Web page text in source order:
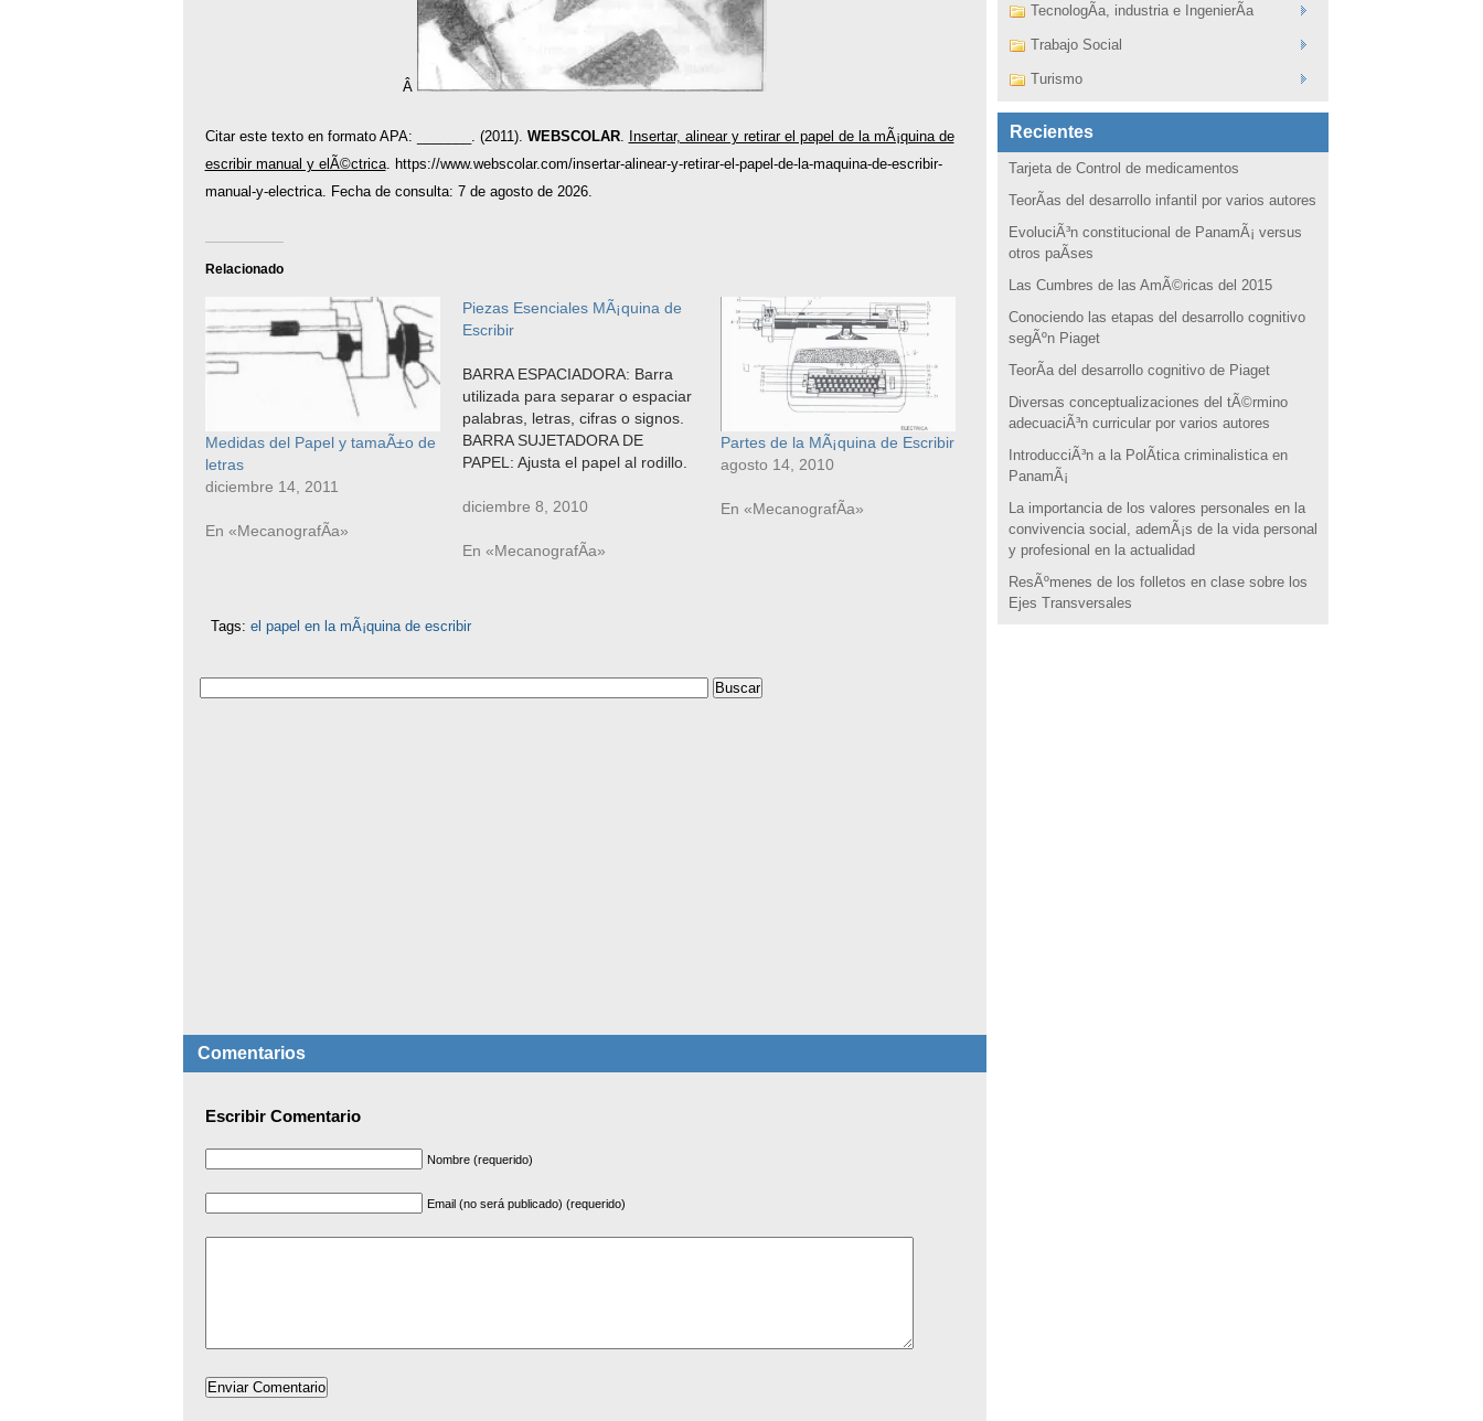
Â
Citar este texto en formato APA: _______. (2011). WEBSCOLAR. Insertar, alinear y retirar el papel de la mÃ¡quina de
escribir manual y elÃ©ctrica. https://www.webscolar.com/insertar-alinear-y-retirar-el-papel-de-la-maquina-de-escribir-
manual-y-electrica. Fecha de consulta: 7 de agosto de 2026.
Relacionado
Medidas del Papel y tamaÃ±o de
letras
diciembre 14, 2011
En «MecanografÃ­a»
Piezas Esenciales MÃ¡quina de
Escribir
BARRA ESPACIADORA: Barra
utilizada para separar o espaciar
palabras, letras, cifras o signos.
BARRA SUJETADORA DE
PAPEL: Ajusta el papel al rodillo.
numerada y posee dos
presionan la hoja. CILINDRO: o
negro de caucho…
diciembre 8, 2010
En «MecanografÃ­a»
Partes de la MÃ¡quina de Escribir
agosto 14, 2010
En «MecanografÃ­a»
Tags: el papel en la mÃ¡quina de escribir
Comentarios
Escribir Comentario
Nombre (requerido)
Email (no será publicado) (requerido)
TecnologÃ­a, industria e IngenierÃ­a
Trabajo Social
Turismo
Recientes
Tarjeta de Control de medicamentos
TeorÃ­as del desarrollo infantil por varios autores
EvoluciÃ³n constitucional de PanamÃ¡ versus
otros paÃ­ses
Las Cumbres de las AmÃ©ricas del 2015
Conociendo las etapas del desarrollo cognitivo
segÃºn Piaget
TeorÃ­a del desarrollo cognitivo de Piaget
Diversas conceptualizaciones del tÃ©rmino
adecuaciÃ³n curricular por varios autores
IntroducciÃ³n a la PolÃ­tica criminalistica en
PanamÃ¡
La importancia de los valores personales en la
convivencia social, ademÃ¡s de la vida personal
y profesional en la actualidad
ResÃºmenes de los folletos en clase sobre los
Ejes Transversales